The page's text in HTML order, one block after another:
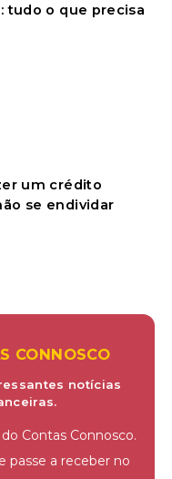
tudo o que precisa
um crédito
se endividar
CONNOSCO
notícias
Contas Connosco.
passe a receber no